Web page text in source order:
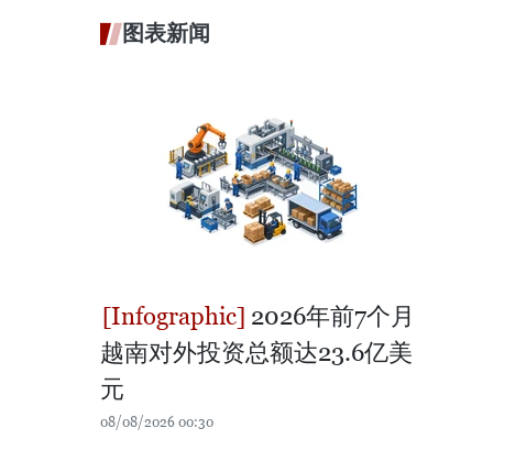
图表新闻
2026年前7个月
越南对外投资总额达23.6亿美
元
08/08/2026 00:30